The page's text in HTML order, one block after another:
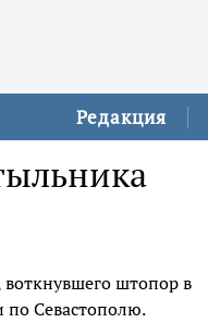
Редакция
штопор в
по Севастополю.